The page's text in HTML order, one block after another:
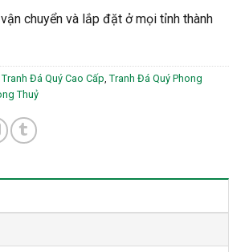
chuyển và lắp đặt ở mọi tỉnh thành
Tranh Đá Quý Cao Cấp, Tranh Đá Quý Phong
Thuỷ